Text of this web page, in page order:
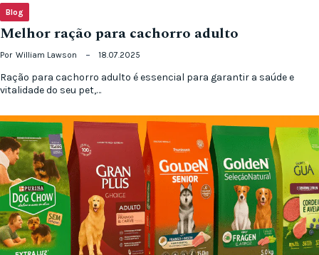
Blog
Melhor ração para cachorro adulto
Por William Lawson 18.07.2025
Ração para cachorro adulto é essencial para garantir a saúde e
vitalidade do seu pet,…